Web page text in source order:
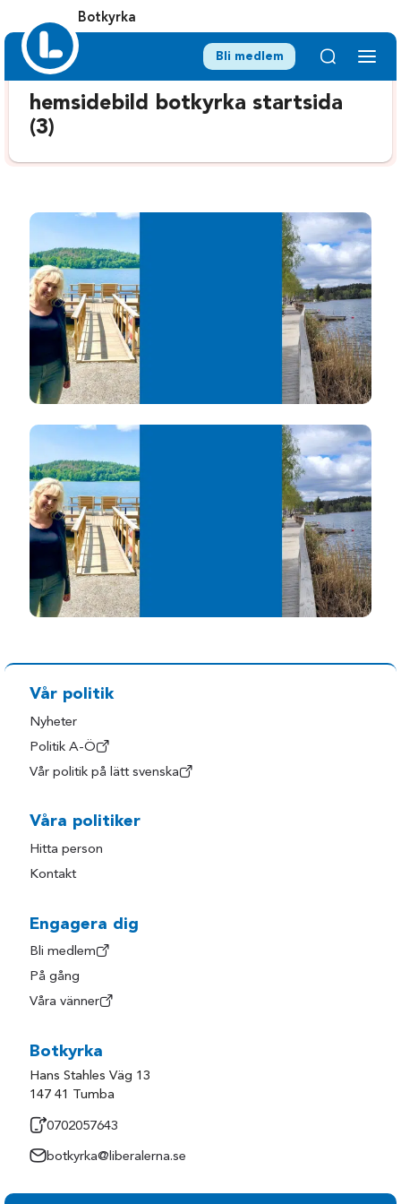
Botkyrka
Bli medlem
hemsidebild botkyrka startsida
(3)
Vår politik
Nyheter
Politik A-Ö
Vår politik på lätt svenska
Våra politiker
Hitta person
Kontakt
Engagera dig
Bli medlem
På gång
Våra vänner
Botkyrka
Hans Stahles Väg 13
147 41 Tumba
0702057643
botkyrka@liberalerna.se